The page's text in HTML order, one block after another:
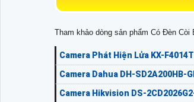
Tham khảo dòng sản phẩm Có Đèn Còi
Camera Phát Hiện Lửa KX-
Camera Dahua DH-SD2A200HB-
Camera Hikvision DS-